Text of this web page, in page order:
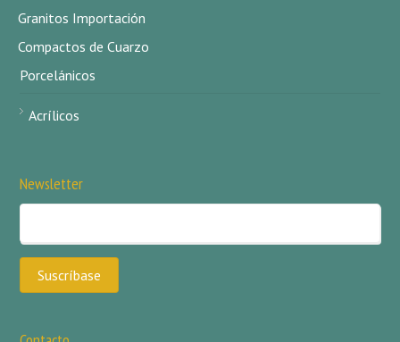
Granitos Importación
Compactos de Cuarzo
Porcelánicos
Acrílicos
Newsletter